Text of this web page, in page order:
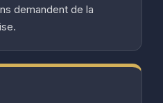
demandent de la